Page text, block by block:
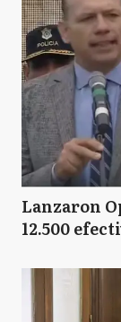
Lanzaron
12.500